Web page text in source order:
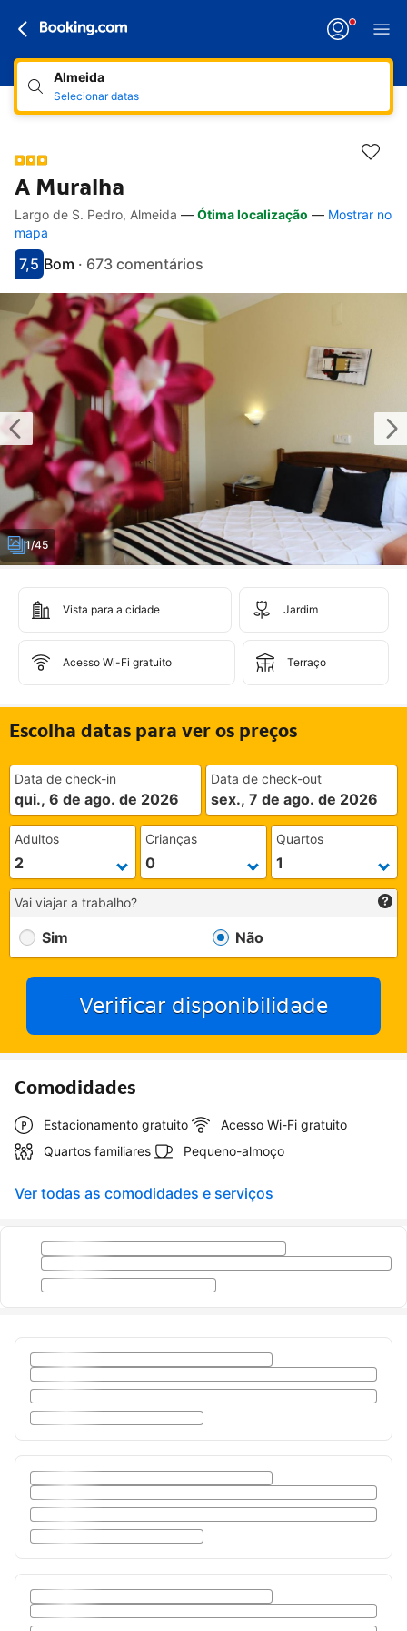
Almeida
Selecionar datas
A Muralha
Hiperligações de acessibilidade
Ir para a descrição
Ir para as comodidades
Ir para os quartos
Ir para as condições
Largo de S. Pedro, Almeida — Ótima localização — Mostrar no
mapa
Pontuado com 7.5
7,5
Avaliado como bom
Bom · 673 comentários
1/45
Vista para a cidade Jardim
Acesso Wi-Fi gratuito Terraço
Escolha datas para ver os preços
Data de check-in
qui., 6 de ago. de 2026
Data de check-out
sex., 7 de ago. de 2026
Adultos Crianças Quartos
Vai viajar a trabalho?
Sim Não
Verificar disponibilidade
Comodidades
Estacionamento gratuito
Acesso Wi-Fi gratuito
Quartos familiares
Pequeno-almoço
Ver todas as comodidades e serviços